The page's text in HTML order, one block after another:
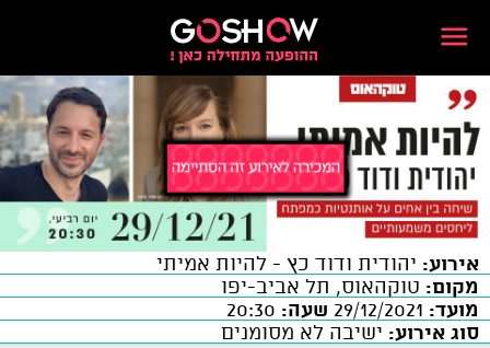
אירוע: יהודית ודוד כץ - להיות אמיתי
מקום: טוקהאוס, תל אביב-יפו
מועד:
שעה:
סוג אירוע: ישיבה לא מסומנים